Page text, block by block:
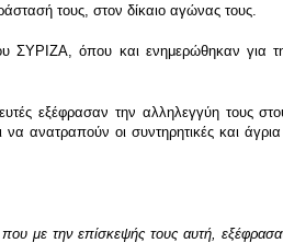
τους, στον δίκαιο αγώνας τους.
ΣΥΡΙΖΑ, όπου και ενημερώθηκαν για
εξέφρασαν την αλληλεγγύη τους
οι συντηρητικές και άγρια
με την επίσκεψής τους αυτή,